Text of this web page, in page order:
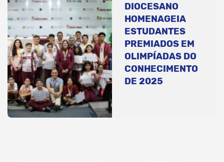
DIOCESANO
HOMENAGEIA
ESTUDANTES
PREMIADOS EM
OLIMPÍADAS DO
CONHECIMENTO
DE 2025